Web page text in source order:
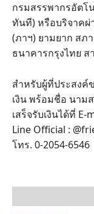
กรมสรรพากรอัตโ
ทันที) หรือบริจาค
(ภาฯ) ยามยาก สภ
ธนาคารกรุงไทย ส
สำหรับผู้ที่ประสงค์
เงิน พร้อมชื่อ นาม
เสร็จรับเงินได้ที่ E-
Line Official :
โทร. 0-2054-6546